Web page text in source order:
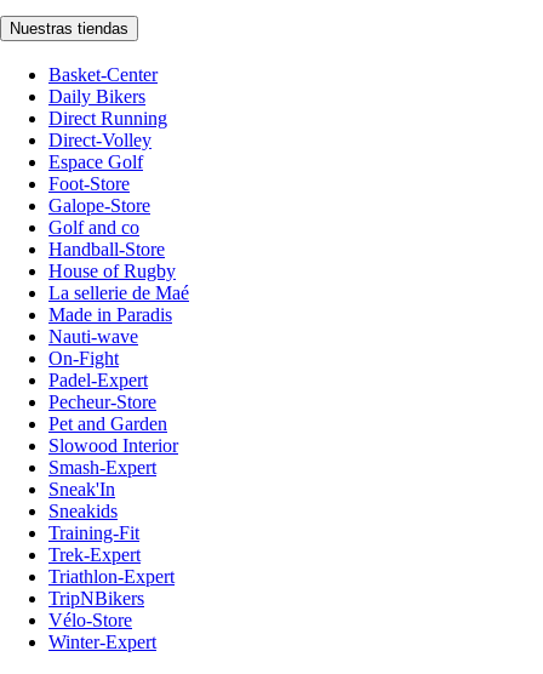
Nuestras tiendas
Basket-Center
Daily Bikers
Direct Running
Direct-Volley
Espace Golf
Foot-Store
Galope-Store
Golf and co
Handball-Store
House of Rugby
La sellerie de Maé
Made in Paradis
Nauti-wave
On-Fight
Padel-Expert
Pecheur-Store
Pet and Garden
Slowood Interior
Smash-Expert
Sneak'In
Sneakids
Training-Fit
Trek-Expert
Triathlon-Expert
TripNBikers
Vélo-Store
Winter-Expert